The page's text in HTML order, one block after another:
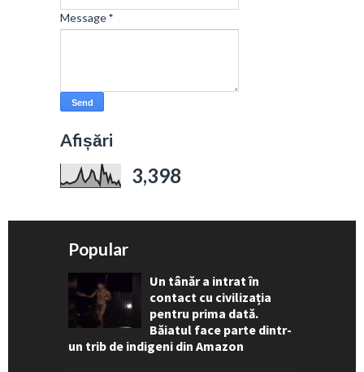
Message*
Afișări
3,398
Popular
Un tânăr a intrat în
contact cu civilizația
pentru prima dată.
Băiatul face parte dintr-
un trib de indigeni din Amazon